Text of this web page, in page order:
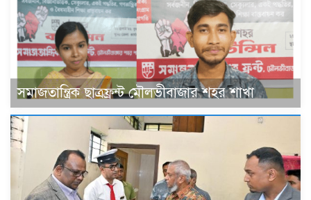
সমাজতান্ত্রিক ছাত্রফ্রন্ট মৌলভীবাজার শহর শাখা